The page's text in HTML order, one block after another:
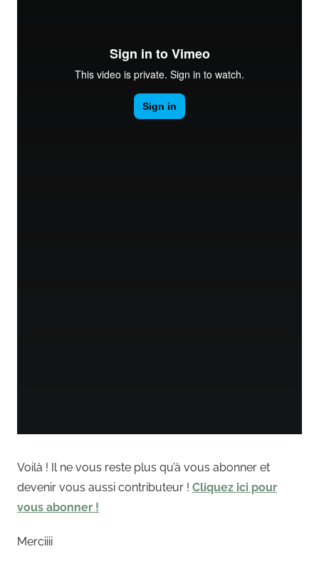
Voilà ! Il ne vous reste plus qu’à vous abonner et
devenir vous aussi contributeur ! Cliquez ici pour
vous abonner !
Merciiii